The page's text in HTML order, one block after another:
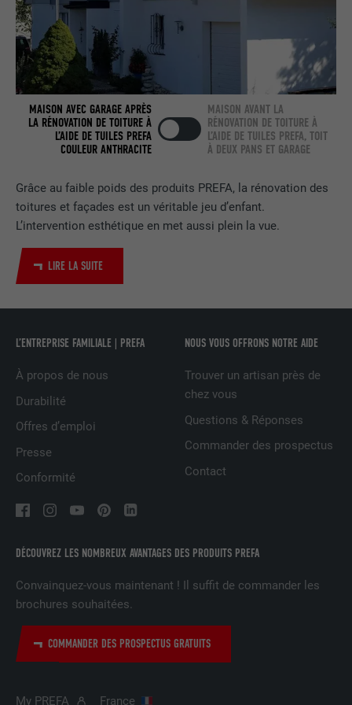
Grâce au faible poids des produits PREFA, la rénovation des
toitures et façades est un véritable jeu d’enfant.
L’intervention esthétique en met aussi plein la vue.
LIRE LA SUITE
MAISON AVEC GARAGE APRÈS
LA RÉNOVATION DE TOITURE À
L’AIDE DE TUILES PREFA
COULEUR ANTHRACITE
MAISON AVANT LA
RÉNOVATION DE TOITURE À
L’AIDE DE TUILES PREFA, TOIT
À DEUX PANS ET GARAGE
DÉCOUVREZ LES NOMBREUX AVANTAGES DES PRODUITS PREFA
Convainquez-vous maintenant ! Il suffit de commander les
brochures souhaitées.
COMMANDER DES PROSPECTUS GRATUITS
L’ENTREPRISE FAMILIALE | PREFA
À propos de nous
Durabilité
Offres d’emploi
Presse
Conformité
NOUS VOUS OFFRONS NOTRE AIDE
Trouver un artisan près de
chez vous
Questions & Réponses
Commander des prospectus
Contact
My PREFA France
FOURNISSEUR LinkedIn
EXPIRATION 2 ans
UTILITÉ
Utilisé par le service de réseau social
LinkedIn pour suivre l'utilisation de
services intégrés.
NOM bscookie
FOURNISSEUR LinkedIn
EXPIRATION
NOM
FOURNISSEUR
EXPIRATION
UTILITÉ
plusieurs sites Internet afin d'afficher de
NOM